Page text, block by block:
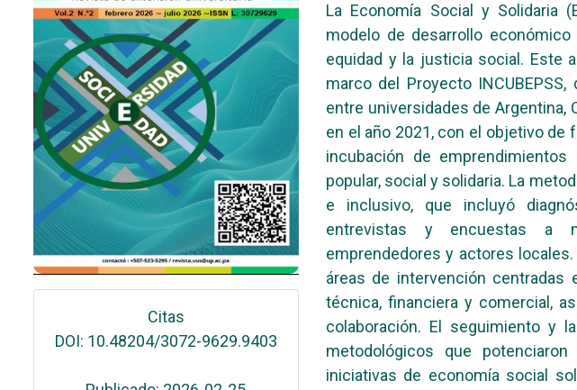
Citas
DOI: 10.48204/3072-9629.9403
La Economía Social y Solidaria
modelo de desarrollo
equidad y la justicia social. Este
marco del Proyecto
entre universidades de Argentina,
en el año 2021, con el objetivo
incubación de
popular, social y solidaria. La
e inclusivo, que incluyó
entrevistas y encuestas a
emprendedores y actores
áreas de intervención centradas
técnica, financiera y comercial,
colaboración. El seguimiento y
metodológicos que
iniciativas de economía social